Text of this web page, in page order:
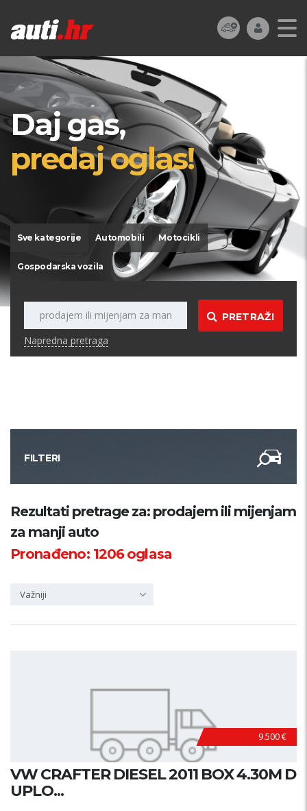
Daj gas,
predaj oglas!
Sve kategorije Automobili Motocikli
Gospodarska vozila
PRETRAŽI
Napredna pretraga
FILTERI
Kategorija
Županija
Rezultati pretrage za: prodajem ili mijenjam
za manji auto
Pronađeno: 1206oglasa
Važniji
9.500 €
VW CRAFTER DIESEL 2011 BOX 4.30M D
UPLO...